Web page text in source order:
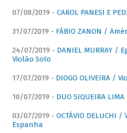
07/08/2019 - CAROL PANESI E
31/07/2019 - FÁBIO ZANON /
24/07/2019 - DANIEL MURRAY /
Violão Solo
17/07/2019 - DIOGO OLIVEIRA /
10/07/2019 - DUO SIQUEIRA
03/07/2019 - OCTÁVIO DELUCHI
Espanha